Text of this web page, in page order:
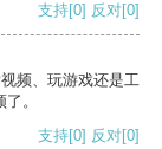
支持[0] 反对[0]
频、玩游戏还是工
。
支持[0] 反对[0]